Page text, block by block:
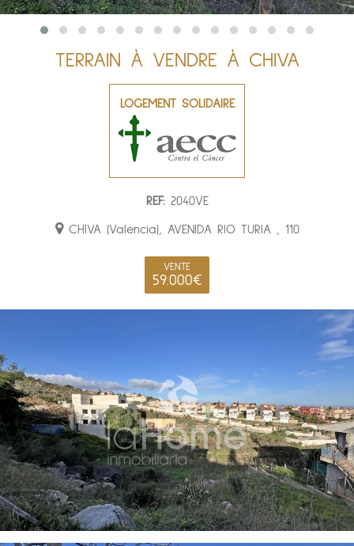
TERRAIN À VENDRE À CHIVA
LOGEMENT SOLIDAIRE
REF:2040VE
CHIVA (Valencia), AVENIDA RIO TURIA , 110
VENTE
59.000€